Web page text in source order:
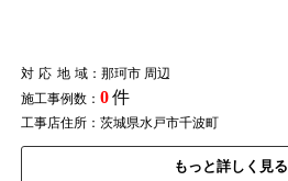
対応地域：那珂市 周辺
施工事例数： 0件
工事店住所：茨城県水戸市千波町
もっと詳しく見る